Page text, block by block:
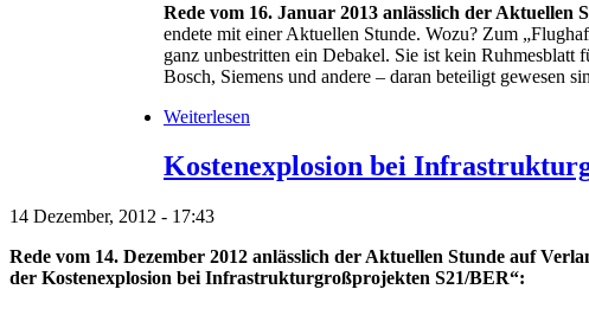
Rede vom 16. Januar 2013 anlässlich der Aktuellen
endete mit einer Aktuellen Stunde. Wozu? Zum
ganz unbestritten ein Debakel. Sie ist kein
Bosch, Siemens und andere – daran beteiligt gewesen
Weiterlesen
Kostenexplosion bei
14 Dezember, 2012 - 17:43
Rede vom 14. Dezember 2012 anlässlich der Aktuellen Stunde auf
der Kostenexplosion bei Infrastrukturgroßprojekten S21/BER“: